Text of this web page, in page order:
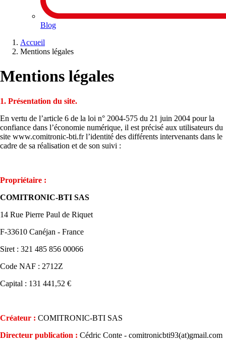
Blog
Accueil
Mentions légales
Mentions légales
1. Présentation du site.
En vertu de l’article 6 de la loi n° 2004-575 du 21 juin 2004 pour la
confiance dans l’économie numérique, il est précisé aux utilisateurs du
site www.comitronic-bti.fr l’identité des différents intervenants dans le
cadre de sa réalisation et de son suivi :
Propriétaire :
COMITRONIC-BTI SAS
14 Rue Pierre Paul de Riquet
F-33610 Canéjan - France
Siret : 321 485 856 00066
Code NAF : 2712Z
Capital : 131 441,52 €
Créateur : COMITRONIC-BTI SAS
Directeur publication : Cédric Conte - comitronicbti93(at)gmail.com